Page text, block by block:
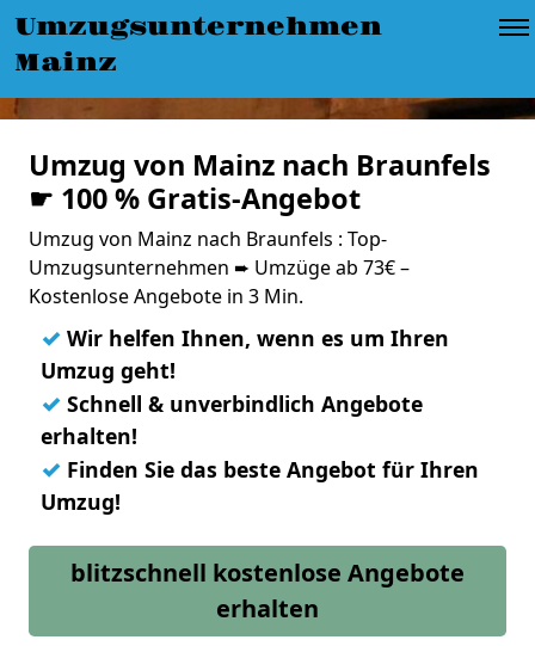
Umzugsunternehmen
Mainz
Umzug von Mainz nach Braunfels
☛ 100 % Gratis-Angebot
Umzug von Mainz nach Braunfels : Top-
Umzugsunternehmen ➨ Umzüge ab 73€ –
Kostenlose Angebote in 3 Min.
✓ Wir helfen Ihnen, wenn es um Ihren
Umzug geht!
✓ Schnell & unverbindlich Angebote
erhalten!
✓ Finden Sie das beste Angebot für Ihren
Umzug!
blitzschnell kostenlose Angebote
erhalten